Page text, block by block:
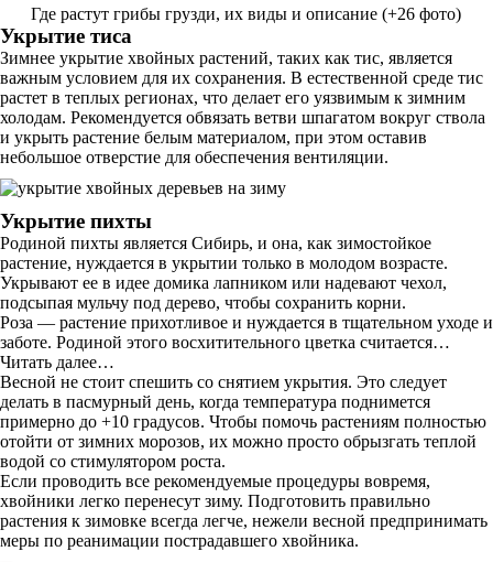
Где растут грибы грузди, их виды и описание (+26 фото)
Укрытие тиса
Зимнее укрытие хвойных растений, таких как тис, является
важным условием для их сохранения. В естественной среде тис
растет в теплых регионах, что делает его уязвимым к зимним
холодам. Рекомендуется обвязать ветви шпагатом вокруг ствола
и укрыть растение белым материалом, при этом оставив
небольшое отверстие для обеспечения вентиляции.
Укрытие пихты
Родиной пихты является Сибирь, и она, как зимостойкое
растение, нуждается в укрытии только в молодом возрасте.
Укрывают ее в идее домика лапником или надевают чехол,
подсыпая мульчу под дерево, чтобы сохранить корни.
Роза — растение прихотливое и нуждается в тщательном уходе и
заботе. Родиной этого восхитительного цветка считается…
Читать далее…
Весной не стоит спешить со снятием укрытия. Это следует
делать в пасмурный день, когда температура поднимется
примерно до +10 градусов. Чтобы помочь растениям полностью
отойти от зимних морозов, их можно просто обрызгать теплой
водой со стимулятором роста.
Если проводить все рекомендуемые процедуры вовремя,
хвойники легко перенесут зиму. Подготовить правильно
растения к зимовке всегда легче, нежели весной предпринимать
меры по реанимации пострадавшего хвойника.